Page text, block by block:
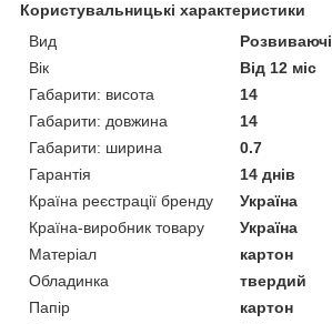
Користувальницькі характеристики
Вид
Розвиваючі
Вік
Від 12 міс
Габарити: висота
14
Габарити: довжина
14
Габарити: ширина
0.7
Гарантія
14 днів
Країна реєстрації бренду
Україна
Країна-виробник товару
Україна
Матеріал
картон
Обладинка
твердий
Папір
картон